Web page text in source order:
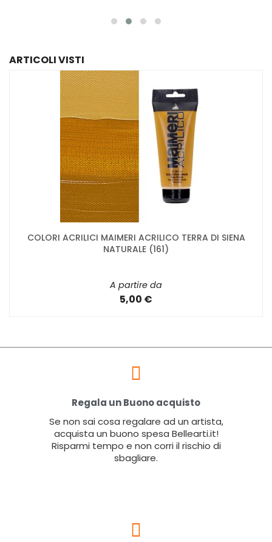
ARTICOLI VISTI
COLORI ACRILICI MAIMERI ACRILICO TERRA DI SIENA
NATURALE (161)
A partire da
5,00 €
Regala un Buono acquisto
Se non sai cosa regalare ad un artista,
acquista un buono spesa Bellearti.it!
Risparmi tempo e non corri il rischio di
sbagliare.